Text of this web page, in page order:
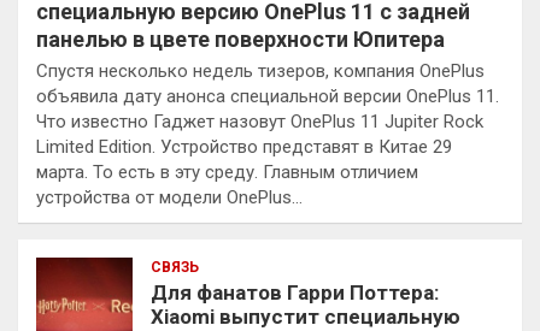
специальную версию OnePlus 11 с задней
панелью в цвете поверхности Юпитера
Спустя несколько недель тизеров, компания OnePlus
объявила дату анонса специальной версии OnePlus 11.
Что известно Гаджет назовут OnePlus 11 Jupiter Rock
Limited Edition. Устройство представят в Китае 29
марта. То есть в эту среду. Главным отличием
устройства от модели OnePlus…
СВЯЗЬ
Для фанатов Гарри Поттера:
Xiaomi выпустит специальную